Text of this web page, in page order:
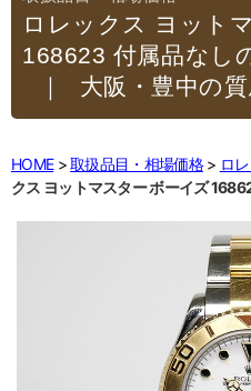
ロレックス ヨット
168623 付属品なし
｜大阪・豊中の
HOME 取扱品目・相場価格 ロ
クス ヨットマスター ボーイズ